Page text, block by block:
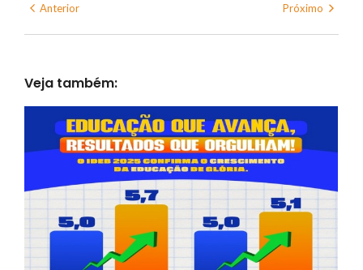
Anterior Próximo
Veja também: